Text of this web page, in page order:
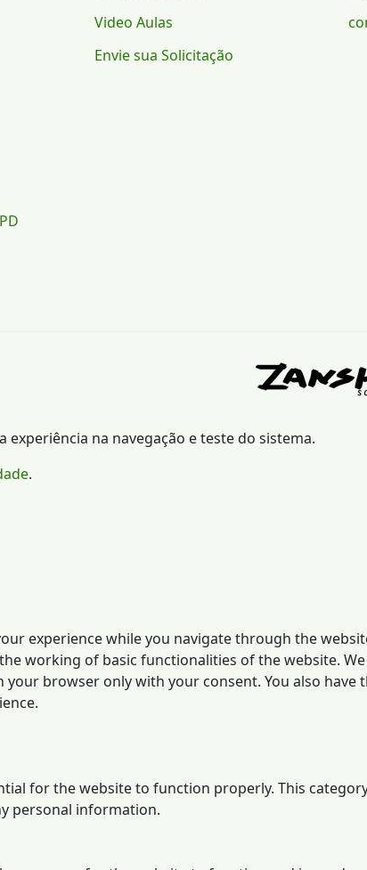
Video Aulas
Envie sua Solicitação
na navegação e teste do sistema.
.
experience while you navigate through the
working of basic functionalities of the website.
your browser only with your consent. You also
for the website to function properly. This
personal information.